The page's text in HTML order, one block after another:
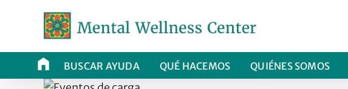
BUSCAR AYUDA QUÉ HACEMOS QUIÉNES SOMOS